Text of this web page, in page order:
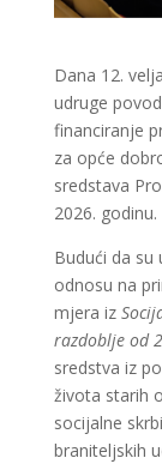
Dana 12.
udruge
financiranje
za opće
sredstava
2026. godinu.
Budući da su
odnosu na
mjera iz
razdoblje od
sredstva iz
života starih
socijalne
braniteljskih